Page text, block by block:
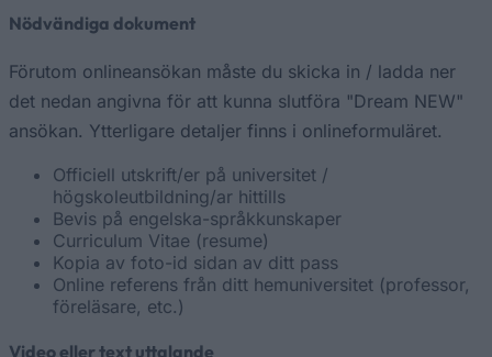
Nödvändiga dokument
Förutom onlineansökan måste du skicka in / ladda ner
det nedan angivna för att kunna slutföra "Dream NEW"
ansökan. Ytterligare detaljer finns i onlineformuläret.
Officiell utskrift/er på universitet /
högskoleutbildning/ar hittills
Bevis på engelska-språkkunskaper
Curriculum Vitae (resume)
Kopia av foto-id sidan av ditt pass
Online referens från ditt hemuniversitet (professor,
föreläsare, etc.)
Video eller text uttalande